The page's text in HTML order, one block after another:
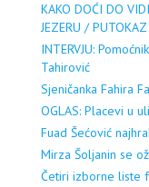
KAKO DOĆI DO
JEZERU /
INTERVJU:
Tahirović
Sjeničanka Fahira
OGLAS: Placevi u
Fuad Šećović
Mirza Šoljanin se
Četiri izborne liste